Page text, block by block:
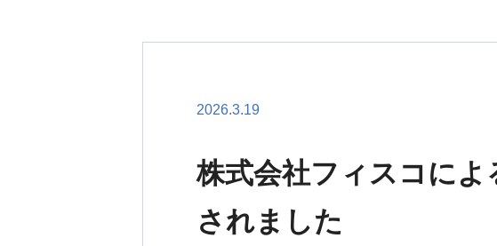
2026.3.19
株式会社フィスコによ
されました